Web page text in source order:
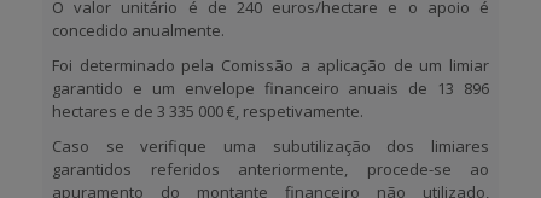
O valor unitário é de 240 euros/hectare e o apoio é
concedido anualmente.
Foi determinado pela Comissão a aplicação de um limiar
garantido e um envelope financeiro anuais de 13 896
hectares e de 3 335 000 €, respetivamente.
Caso se verifique uma subutilização dos limiares
garantidos referidos anteriormente, procede-se ao
apuramento do montante financeiro não utilizado,